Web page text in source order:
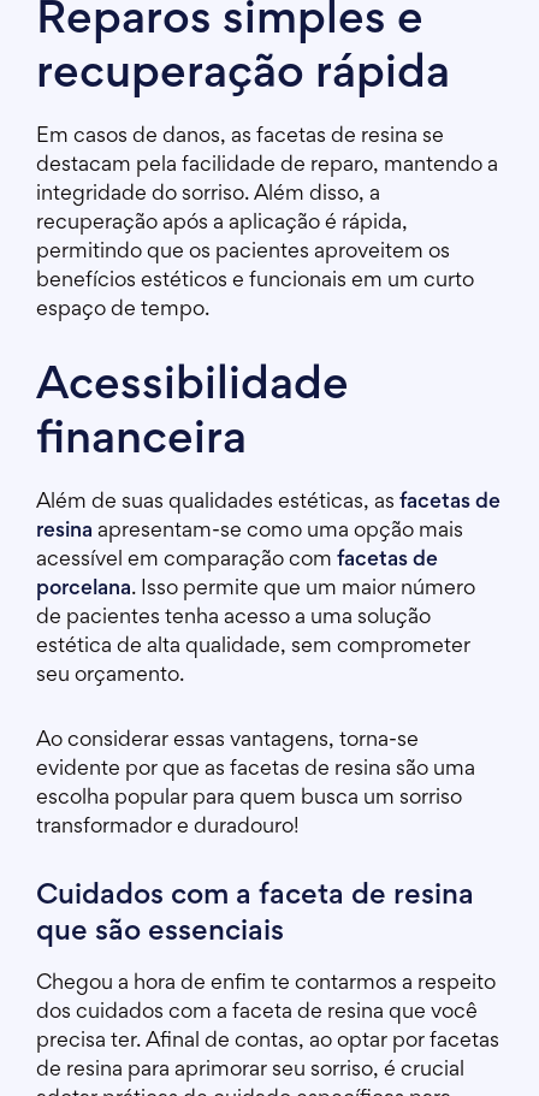
Reparos simples e
recuperação rápida
Em casos de danos, as facetas de resina se
destacam pela facilidade de reparo, mantendo a
integridade do sorriso. Além disso, a
recuperação após a aplicação é rápida,
permitindo que os pacientes aproveitem os
benefícios estéticos e funcionais em um curto
espaço de tempo.
Acessibilidade
financeira
Além de suas qualidades estéticas, as facetas de
resina apresentam-se como uma opção mais
acessível em comparação com facetas de
porcelana. Isso permite que um maior número
de pacientes tenha acesso a uma solução
estética de alta qualidade, sem comprometer
seu orçamento.
Ao considerar essas vantagens, torna-se
evidente por que as facetas de resina são uma
escolha popular para quem busca um sorriso
transformador e duradouro!
Cuidados com a faceta de resina
que são essenciais
Chegou a hora de enfim te contarmos a respeito
dos cuidados com a faceta de resina que você
precisa ter. Afinal de contas, ao optar por facetas
de resina para aprimorar seu sorriso, é crucial